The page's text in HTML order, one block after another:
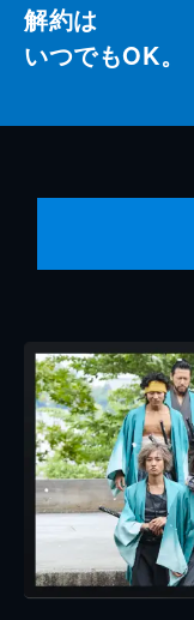
解約は
いつでもOK。